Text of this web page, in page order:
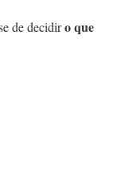
de decidiro que